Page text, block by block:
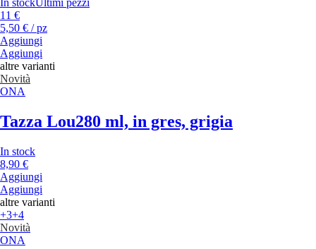
In stockUltimi pezzi
11 €
5,50 € / pz
Aggiungi
Aggiungi
altre varianti
Novità
ONA
Tazza Lou280 ml, in gres, grigia
In stock
8,90 €
Aggiungi
Aggiungi
altre varianti
+3+4
Novità
ONA